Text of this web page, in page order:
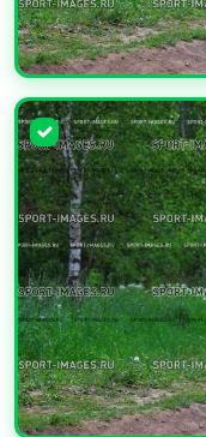
УВЕЛИЧИТЬ